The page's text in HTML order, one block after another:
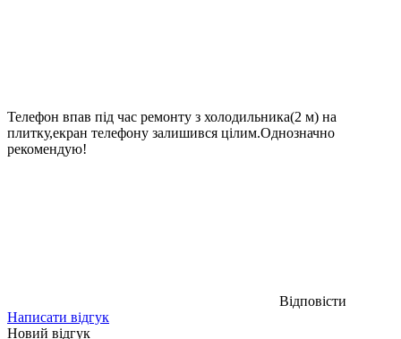
Телефон впав під час ремонту з холодильника(2 м) на
плитку,екран телефону залишився цілим.Однозначно
рекомендую!
Відповісти
Написати відгук
Новий відгук